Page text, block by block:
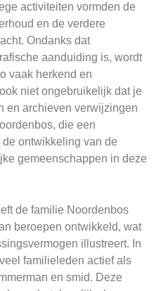
activiteiten vormden de
en de verdere
Ondanks dat
aanduiding is, wordt
vaak herkend en
niet ongebruikelijk dat je
en archieven verwijzingen
die een
ontwikkeling van de
gemeenschappen in deze
de familie Noordenbos
beroepen ontwikkeld, wat
illustreert. In
familieleden actief als
en smid. Deze